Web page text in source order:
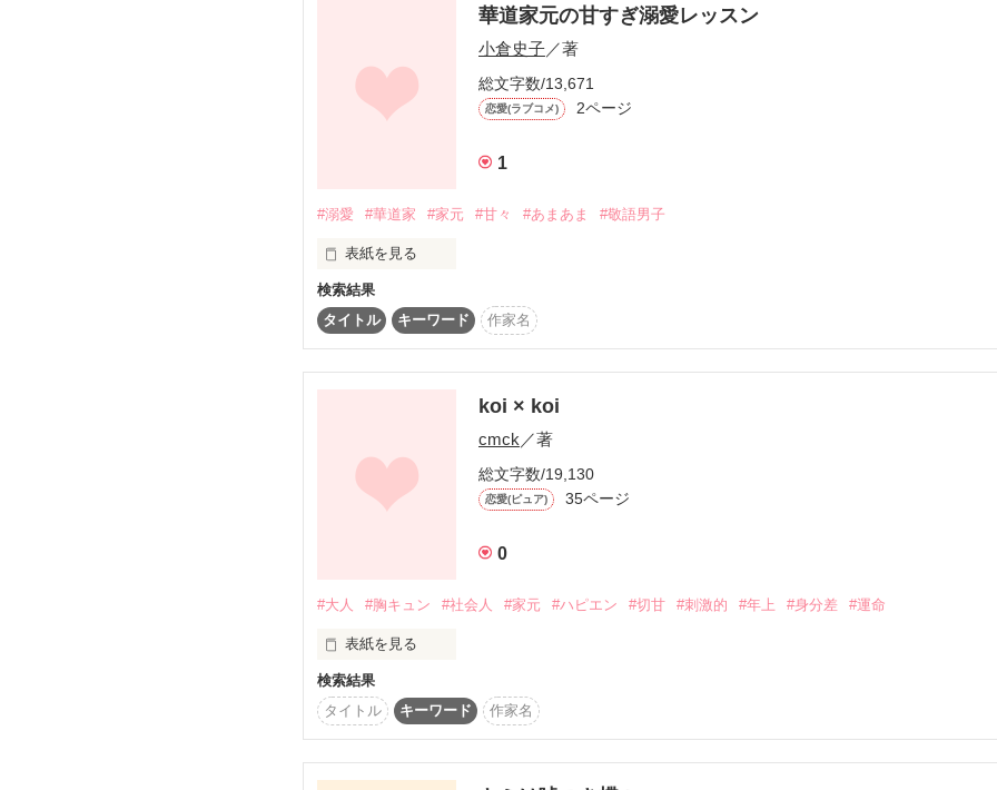
「はは、強がってんじゃねえよ？」
どこまでも深く。
「あ、ごめん。噛んじゃった」
欲望が渦巻く夜、吾妻くんは妖艶に笑う。
最後まで読んでくださった方々に、心よりの感謝を
高校生でありながら家訓に倣い、他校華道部の外部講師を務めている。眉目秀麗・仙才鬼才。
マジメで素直な性格ゆえに、物事に執着してやり過ぎてしまうこともある。
伊達 草汰（だて そうた）…日農高校園芸デザイン科三年。園芸部部長。家は花農家で一花とは
み。
温和で協調性のある性格で、個性的な一花を園芸部の中で孤立させないように気を揉んでい
椿 菖蒲（つばき あやめ）…学芸院高等科二年。椿財閥のお嬢さまで、カヲルを慕っている。
✛✛✛
農家の園芸部　✖　華道の名家の次期家元
【拗らせ柴犬女子の一花】と【天才御曹司だけど愛着癖のあるカヲル】
の一筋縄ではいかない恋愛の行方は⁉
✛✛✛
随時更新して完結させます。
華道家元の甘すぎ溺愛レッスン
小倉史子／著
総文字数/13,671
恋愛(ラブコメ) 2ページ
1
#溺愛 #華道家 #家元 #甘々 #あまあま #敬語男子
表紙を見る
空間デザイン会社勤務の主人公・望月凡奈(もちづきはな)27歳と、
華道の御堂河内流の家元・御堂河内柾(みどうごうちまさき)29歳の
わりと正統派のラブストーリーです。
検索結果
タイトル
キーワード 作家名
koi × koi
cmck ／著
総文字数/19,130
恋愛(ピュア) 35ページ
0
#大人 #胸キュン #社会人 #家元 #ハピエン #切甘 #刺激的 #年上 #身分差 #運命
表紙を見る
出会った瞬間から運命の歯車は動きだす。
ごく普通の社会人、柊木 陽。
検索結果
タイトル
キーワード 作家名